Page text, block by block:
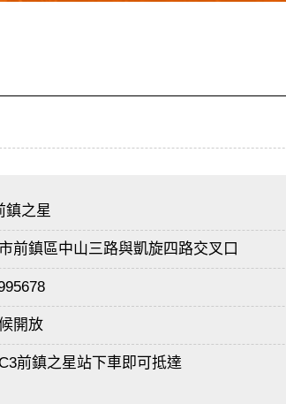
鎮之星
前鎮區中山三路與凱旋四路交叉口
開放
前鎮之星站下車即可抵達